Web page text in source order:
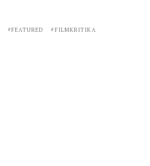
FEATURED
FILMKRITIKA